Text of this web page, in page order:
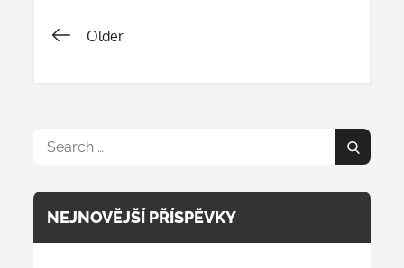
Navigace
příspěvky
Older
Search
Search
NEJNOVĚJŠÍ PŘÍSPĚVKY